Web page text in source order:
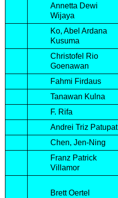
Annetta Dewi
Wijaya
Ko, Abel Ardana
Kusuma
Christofel Rio
Goenawan
Fahmi Firdaus
Tanawan Kulna
F. Rifa
Andrei Triz Patupat
Chen, Jen-Ning
Franz Patrick
Villamor
Brett Oertel